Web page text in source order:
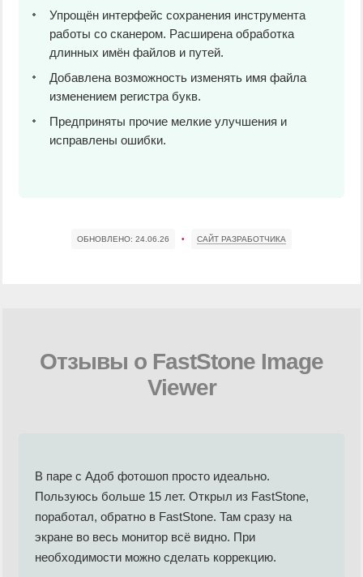
Упрощён интерфейс сохранения инструмента
работы со сканером. Расширена обработка
длинных имён файлов и путей.
Добавлена возможность изменять имя файла
изменением регистра букв.
Предприняты прочие мелкие улучшения и
исправлены ошибки.
ОБНОВЛЕНО: 24.06.26 • САЙТ РАЗРАБОТЧИКА
Отзывы о FastStone Image
Viewer
В паре с Адоб фотошоп просто идеально.
Пользуюсь больше 15 лет. Открыл из FastStone,
поработал, обратно в FastStone. Там сразу на
экране во весь монитор всё видно. При
необходимости можно сделать коррекцию.